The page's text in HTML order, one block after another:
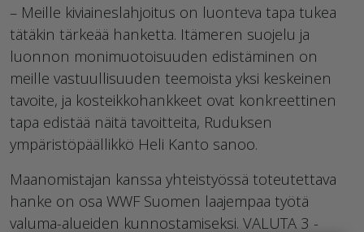
– Meille kiviaineslahjoitus on luonteva tapa tukea
tätäkin tärkeää hanketta. Itämeren suojelu ja
luonnon monimuotoisuuden edistäminen on
meille vastuullisuuden teemoista yksi keskeinen
tavoite, ja kosteikkohankkeet ovat konkreettinen
tapa edistää näitä tavoitteita, Ruduksen
ympäristöpäällikkö Heli Kanto sanoo.
Maanomistajan kanssa yhteistyössä toteutettava
hanke on osa WWF Suomen laajempaa työtä
valuma-alueiden kunnostamiseksi. VALUTA 3 -